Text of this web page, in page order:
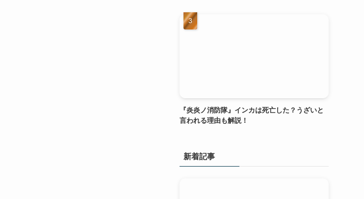
『炎炎ノ消防隊』インカは死亡した？うざいと
言われる理由も解説！
新着記事